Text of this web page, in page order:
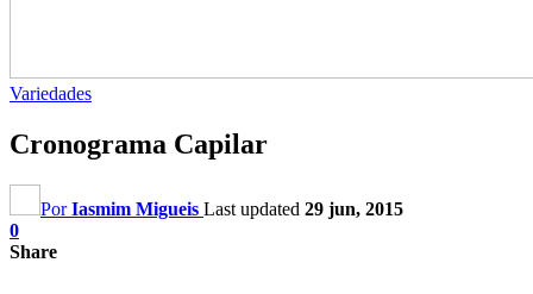
Variedades
Cronograma Capilar
PorIasmim Migueis Last updated 29 jun, 2015
0
Share